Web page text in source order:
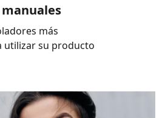
más
utilizar su producto